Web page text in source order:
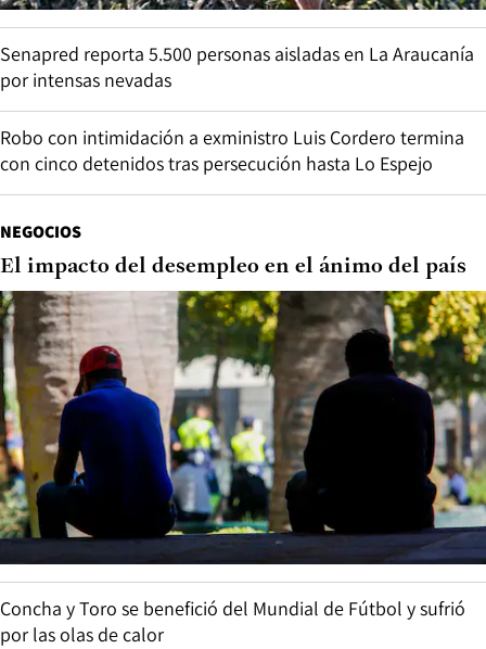
Senapred reporta 5.500 personas aisladas en La Araucanía
por intensas nevadas
Robo con intimidación a exministro Luis Cordero termina
con cinco detenidos tras persecución hasta Lo Espejo
NEGOCIOS
El impacto del desempleo en el ánimo del país
Concha y Toro se benefició del Mundial de Fútbol y sufrió
por las olas de calor